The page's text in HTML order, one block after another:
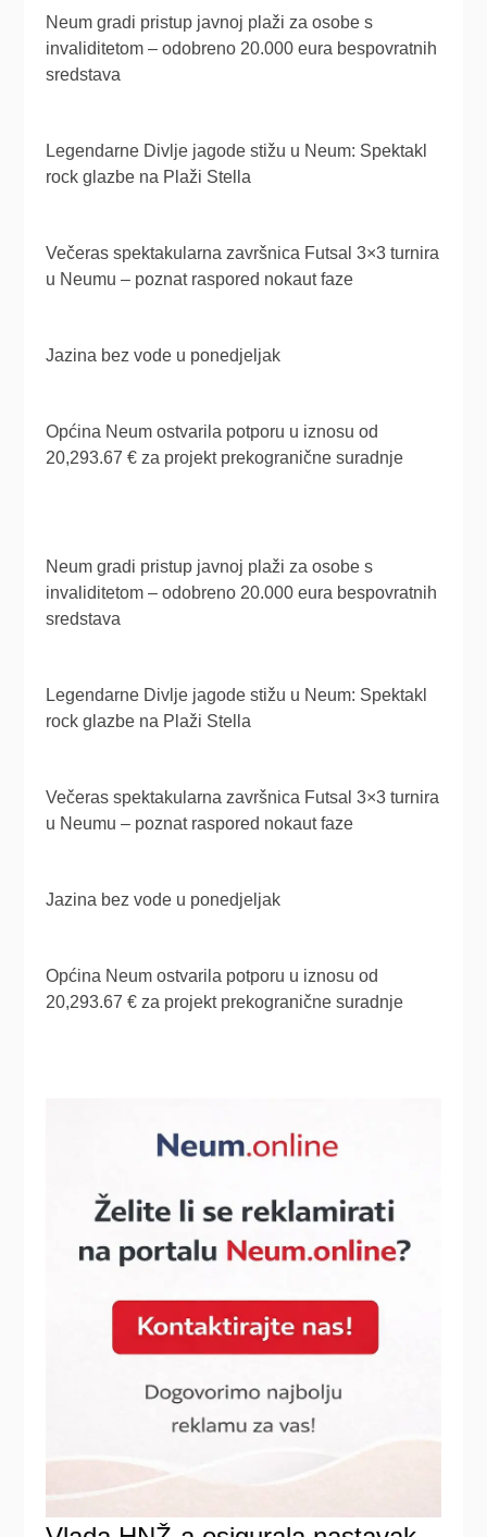
Neum gradi pristup javnoj plaži za osobe s
invaliditetom – odobreno 20.000 eura bespovratnih
sredstava
Legendarne Divlje jagode stižu u Neum: Spektakl
rock glazbe na Plaži Stella
Večeras spektakularna završnica Futsal 3×3 turnira
u Neumu – poznat raspored nokaut faze
Jazina bez vode u ponedjeljak
Općina Neum ostvarila potporu u iznosu od
20,293.67 € za projekt prekogranične suradnje
Neum gradi pristup javnoj plaži za osobe s
invaliditetom – odobreno 20.000 eura bespovratnih
sredstava
Legendarne Divlje jagode stižu u Neum: Spektakl
rock glazbe na Plaži Stella
Večeras spektakularna završnica Futsal 3×3 turnira
u Neumu – poznat raspored nokaut faze
Jazina bez vode u ponedjeljak
Općina Neum ostvarila potporu u iznosu od
20,293.67 € za projekt prekogranične suradnje